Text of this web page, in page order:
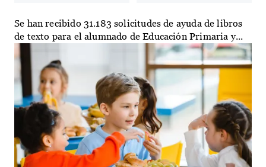
Se han recibido 31.183 solicitudes de ayuda de libros
de texto para el alumnado de Educación Primaria y...